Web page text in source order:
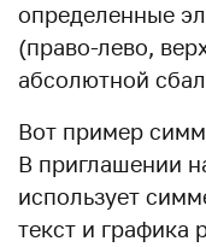
определенные
(право-лево,
абсолютной
Вот пример
В приглашении
использует
текст и графика